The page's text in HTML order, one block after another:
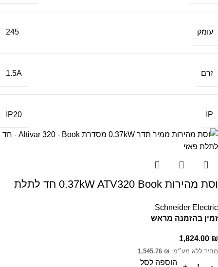
עומק 245
זרם 1.5A
IP
IP20
וסת מהירות 0.37kW ATV320 Book חד לתלת
Schneider Electric
זמין בהזמנה מראש
1,824.00 ₪
מחיר ללא מע״מ: 1,545.76 ₪
הוספה לסל